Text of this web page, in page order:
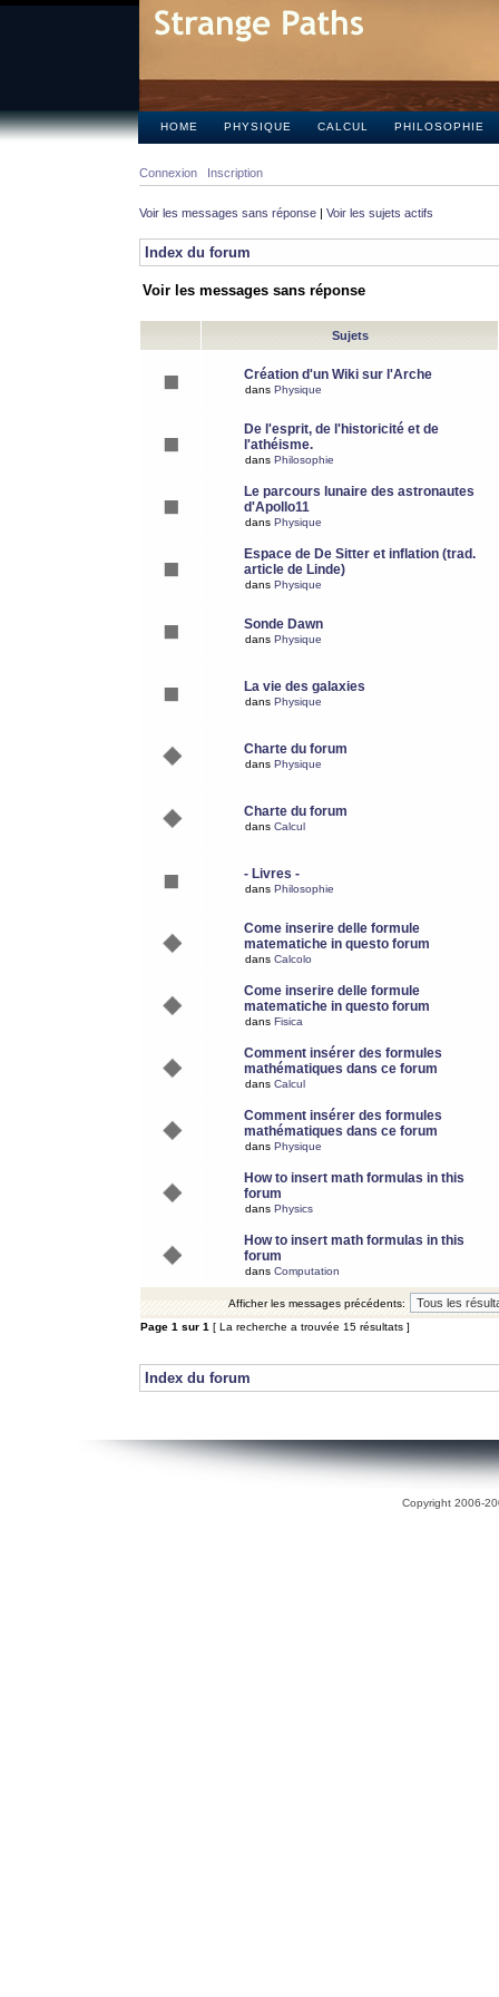
HOME PHYSIQUE CALCUL PHILOSOPHIE
Connexion Inscription
Voir les messages sans réponse | Voir les sujets actifs
Index du forum
Voir les messages sans réponse
Sujets
Création d'un Wiki sur l'Arche
dans Physique
De l'esprit, de l'historicité et de
l'athéisme.
dans Philosophie
Le parcours lunaire des astronautes
d'Apollo11
dans Physique
Espace de De Sitter et inflation (trad.
article de Linde)
dans Physique
Sonde Dawn
dans Physique
La vie des galaxies
dans Physique
Charte du forum
dans Physique
Charte du forum
dans Calcul
- Livres -
dans Philosophie
Come inserire delle formule
matematiche in questo forum
dans Calcolo
Come inserire delle formule
matematiche in questo forum
dans Fisica
Comment insérer des formules
mathématiques dans ce forum
dans Calcul
Comment insérer des formules
mathématiques dans ce forum
dans Physique
How to insert math formulas in this
forum
dans Physics
How to insert math formulas in this
forum
dans Computation
Afficher les messages précédents:
Page 1 sur 1 [ La recherche a trouvée 15 résultats ]
Index du forum
Copyright 2006-